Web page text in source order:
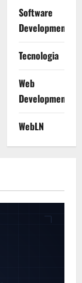
Software
Development
Tecnologia
Web
Development
WebLN